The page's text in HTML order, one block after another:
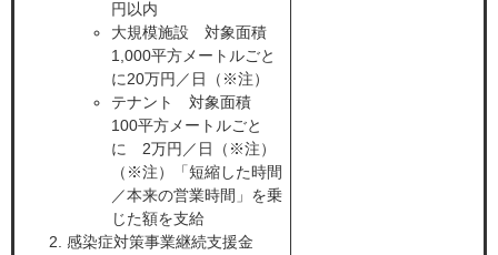
円以内
大規模施設 対象面積
1,000平方メートルごと
に20万円／日（※注）
テナント 対象面積
100平方メートルごと
に 2万円／日（※注）
（※注）「短縮した時間
／本来の営業時間」を乗
じた額を支給
感染症対策事業継続支援金